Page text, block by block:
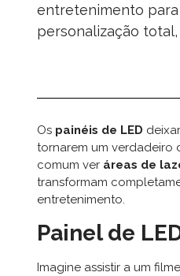
entretenimento para
personalização
Os painéis de LED
tornarem um verdadeiro
comum ver áreas de
transformam
entretenimento.
Painel de
Imagine assistir a um